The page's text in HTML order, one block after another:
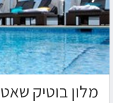
מלון בוטיק